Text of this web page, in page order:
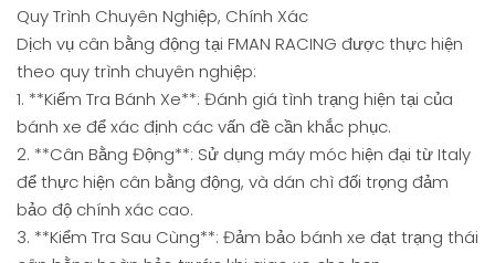
Quy Trình Chuyên Nghiệp, Chính Xác
Dịch vụ cân bằng động tại FMAN RACING được thực hiện
theo quy trình chuyên nghiệp:
1. **Kiểm Tra Bánh Xe**: Đánh giá tình trạng hiện tại của
bánh xe để xác định các vấn đề cần khắc phục.
2. **Cân Bằng Động**: Sử dụng máy móc hiện đại từ Italy
để thực hiện cân bằng động, và dán chì đối trọng đảm
bảo độ chính xác cao.
3. **Kiểm Tra Sau Cùng**: Đảm bảo bánh xe đạt trạng thái